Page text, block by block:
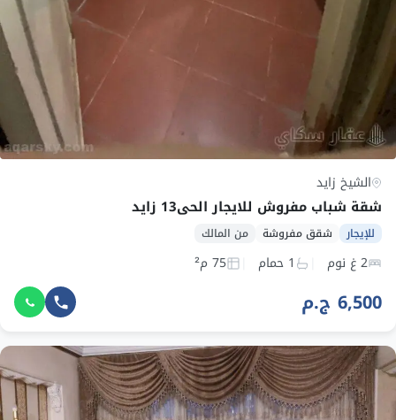
الشيخ زايد
شقة شباب مفروش للايجار الحي13 زايد
للإيجار شقق مفروشة من المالك
2 غ نوم 1 حمام 75 م²
6,500 ج.م